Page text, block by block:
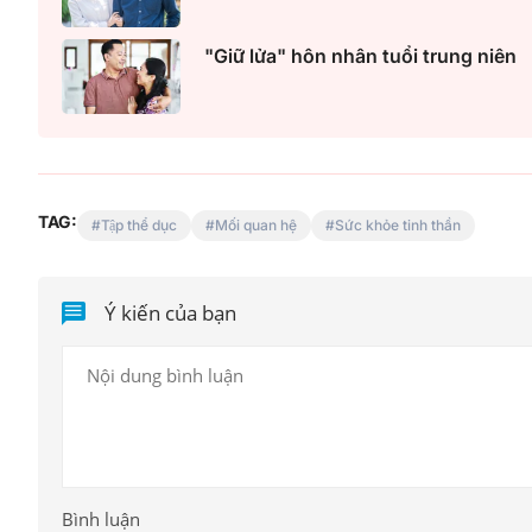
"Giữ lửa" hôn nhân tuổi trung niên
TAG: Tập thể dục Mối quan hệ Sức khỏe tinh thần
Ý kiến của bạn
Bình luận